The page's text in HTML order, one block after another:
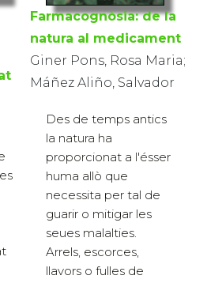
Farmacognòsia: de la
natura al medicament
Giner Pons, Rosa Maria;
Máñez Aliño, Salvador
Des de temps antics
la natura ha
proporcionat a l'ésser
huma allò que
necessita per tal de
guarir o mitigar les
seues malalties.
Arrels, escorces,
llavors o fulles de